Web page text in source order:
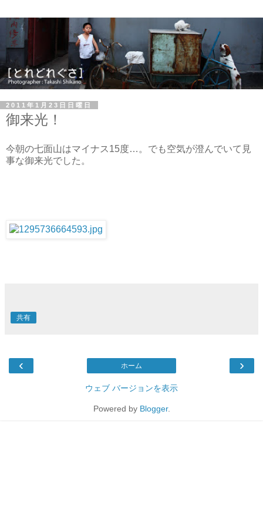
2011年1月23日日曜日
御来光！
今朝の七面山はマイナス15度…。でも空気が澄んでいて見
事な御来光でした。
共有
‹ ›
ホーム
ウェブ バージョンを表示
Powered by Blogger.